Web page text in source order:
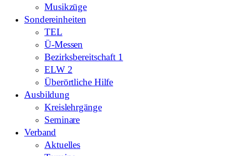
Musikzüge
Sondereinheiten
TEL
Ü-Messen
Bezirksbereitschaft 1
ELW 2
Überörtliche Hilfe
Ausbildung
Kreislehrgänge
Seminare
Verband
Aktuelles